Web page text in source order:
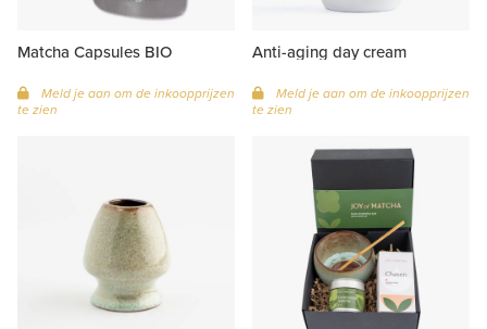
Matcha Capsules BIO
Meld je aan om de inkoopprijzen
te zien
Anti-aging day cream
Meld je aan om de inkoopprijzen
te zien